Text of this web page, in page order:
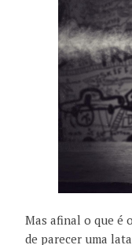
Mas afinal o que é
de parecer uma